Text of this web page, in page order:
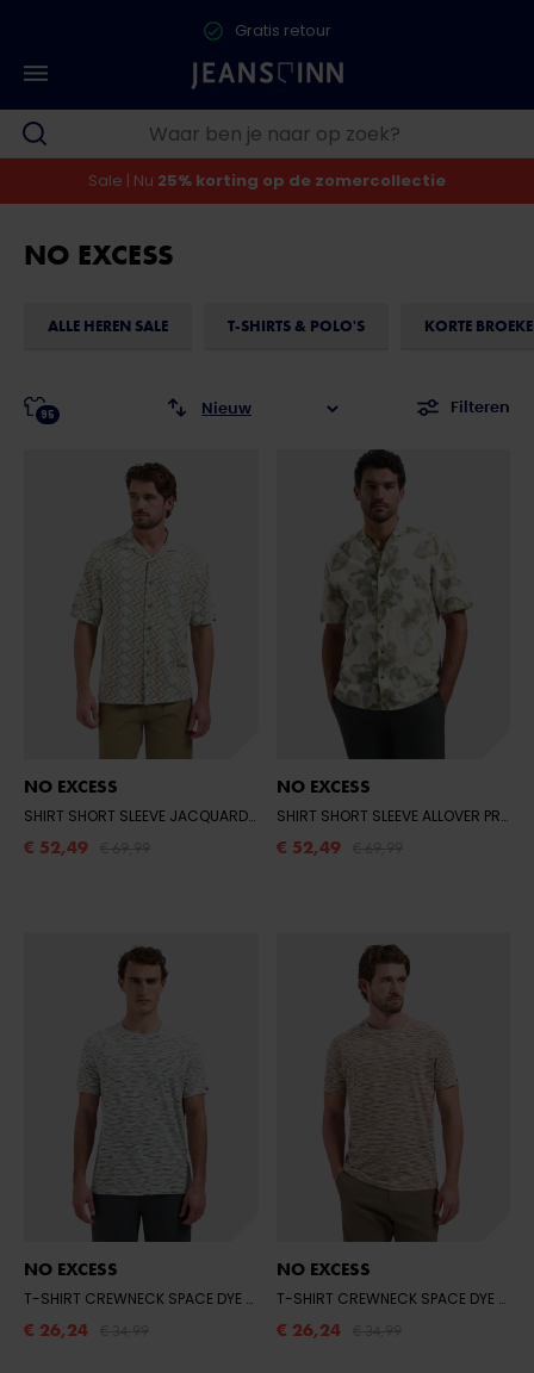
Gratis retour
Sale | Nu 25% korting op de zomercollectie
NO EXCESS
ALLE HEREN SALE T-SHIRTS & POLO'S KORTE
Filteren
95
NO EXCESS
SHIRT SHORT SLEEVE JACQUARD ZIGZAG - 014 STONE
€ 52,49
NO EXCESS
SHIRT SHORT SLEEVE ALLOVER PRINTED WITH LINEN
€ 52,49
NO EXCESS
T-SHIRT CREWNECK SPACE DYE
- 010 WHITE
€ 26,24
NO EXCESS
T-SHIRT CREWNECK SPACE DYE
-
€ 26,24